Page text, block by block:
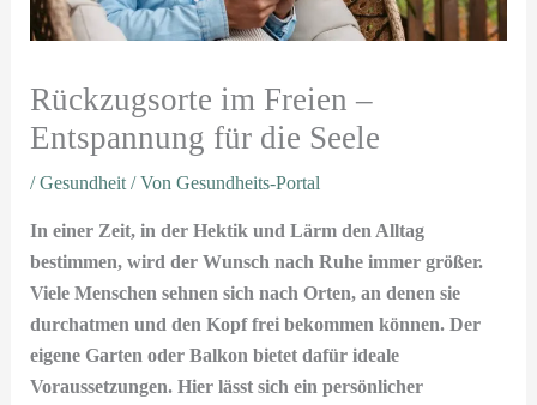
Rückzugsorte im Freien –
Entspannung für die Seele
/Gesundheit/ VonGesundheits-Portal
In einer Zeit, in der Hektik und Lärm den Alltag
bestimmen, wird der Wunsch nach Ruhe immer größer.
Viele Menschen sehnen sich nach Orten, an denen sie
durchatmen und den Kopf frei bekommen können. Der
eigene Garten oder Balkon bietet dafür ideale
Voraussetzungen. Hier lässt sich ein persönlicher